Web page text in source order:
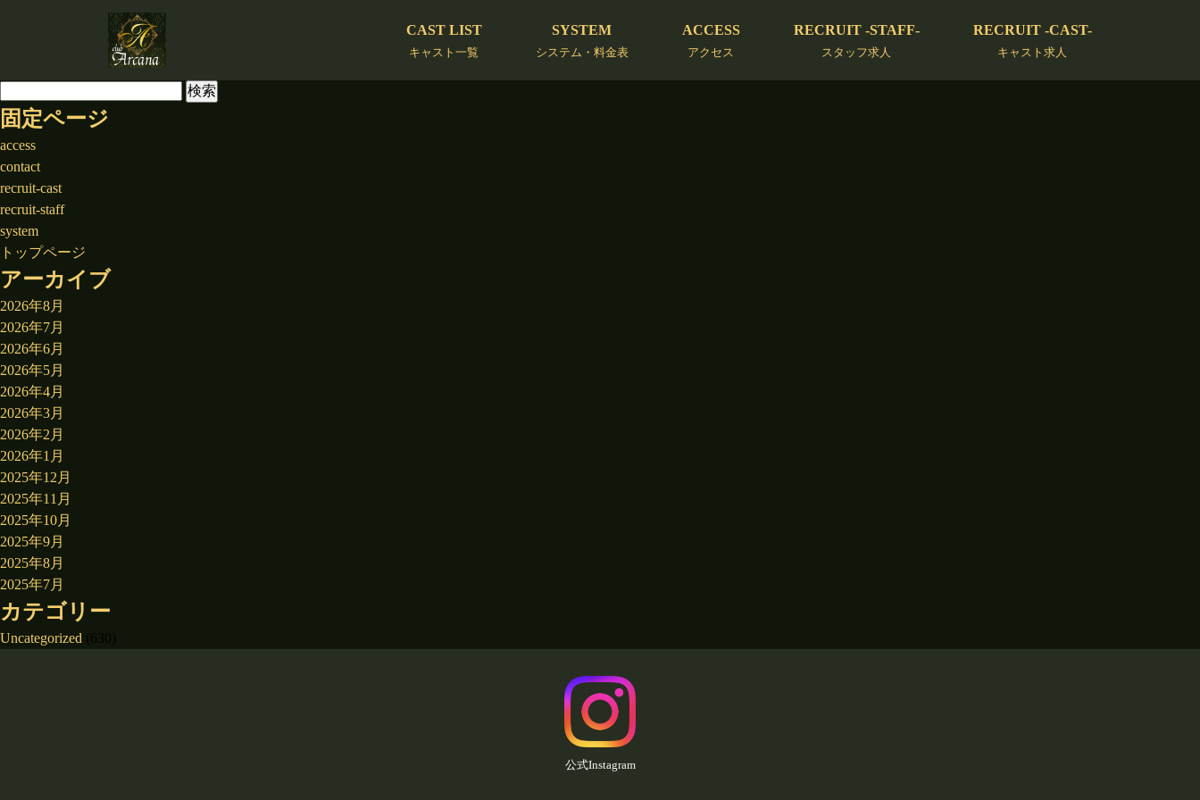
CAST LIST
キャスト一覧
SYSTEM
システム・料金表
ACCESS
アクセス
RECRUIT -STAFF-
スタッフ求人
RECRUIT -CAST-
キャスト求人
索:
固定ページ
access
contact
recruit-cast
recruit-staff
system
トップページ
アーカイブ
2026年8月
2026年7月
2026年6月
2026年5月
2026年4月
2026年3月
2026年2月
2026年1月
2025年12月
2025年11月
2025年10月
2025年9月
2025年8月
2025年7月
カテゴリー
Uncategorized
公式Instagram